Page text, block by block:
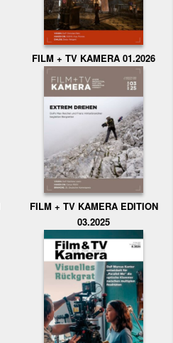
FILM + TV KAMERA 01.2026
FILM + TV KAMERA EDITION
03.2025